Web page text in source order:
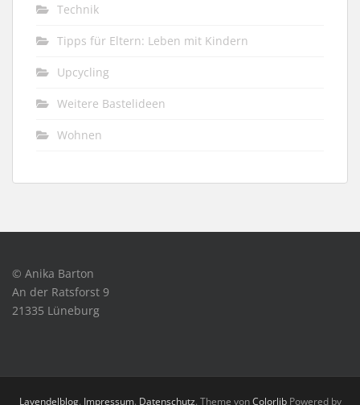
Technik
Tipps für Eltern: Leben mit Kindern
Upcycling
Weitere Bastelideen
Wohnen
© Anika Barton
An der Ratsforst 9
21335 Lüneburg
Lavendelblog. Impressum. Datenschutz. Theme vonColorlibPowered by